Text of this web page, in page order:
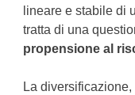
lineare e stabile di
tratta di una
propensione al
La